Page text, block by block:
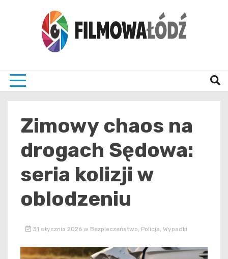
Zimowy chaos na
drogach Sędowa:
seria kolizji w
oblodzeniu
31 stycznia 2026 w Bezpieczeństwo Policja Wypadki